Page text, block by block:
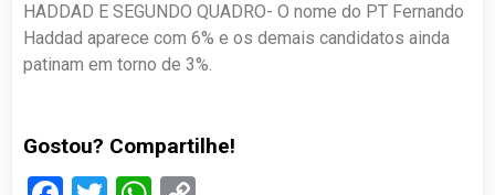
HADDAD E SEGUNDO QUADRO- O nome do PT Fernando
Haddad aparece com 6% e os demais candidatos ainda
patinam em torno de 3%.
Gostou? Compartilhe!